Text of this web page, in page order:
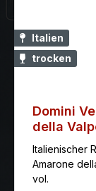
Italien
trocken
Domini
della
Italienischer
Amarone
vol.